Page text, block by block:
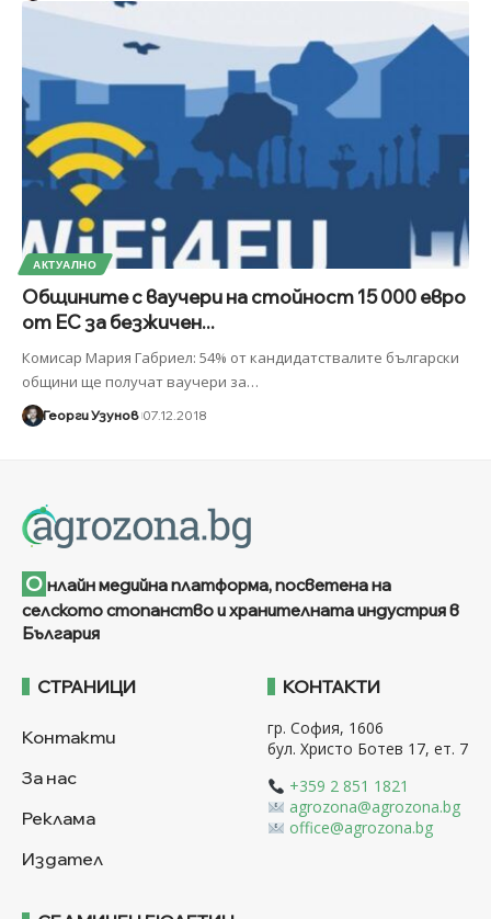
АКТУАЛНО
Общините с ваучери на стойност 15 000 евро
от ЕС за безжичен...
Комисар Мария Габриел: 54% от кандидатствалите български
общини ще получат ваучери за…
Георги Узунов 07.12.2018
О нлайн медийна платформа, посветена на
селското стопанство и хранителната индустрия в
България
СТРАНИЦИ
Контакти
За нас
Реклама
Издател
КОНТАКТИ
гр. София, 1606
бул. Христо Ботев 17, ет. 7
+359 2 851 1821
agrozona@agrozona.bg
office@agrozona.bg